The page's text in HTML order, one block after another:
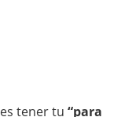
tener tu“para